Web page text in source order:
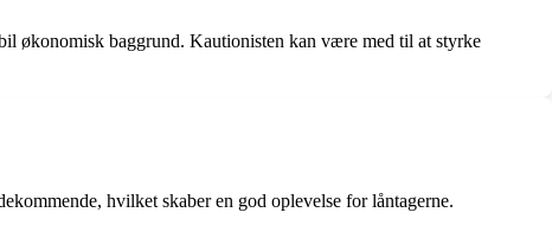
økonomisk baggrund. Kautionisten kan være med til at styrke
hvilket skaber en god oplevelse for låntagerne.